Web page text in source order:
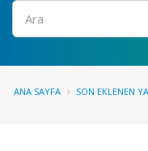
Ara
ANA SAYFA SON EKLENEN